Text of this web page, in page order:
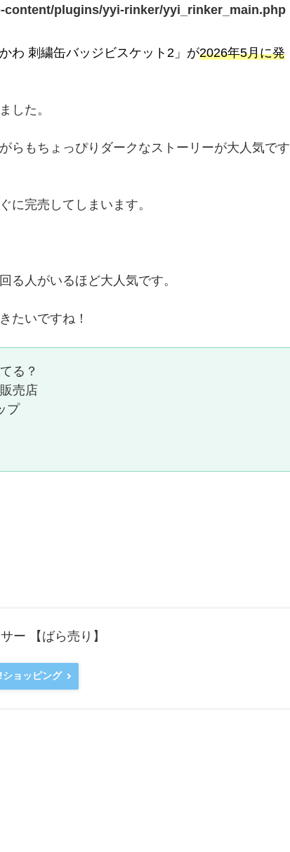
plugins/yyi-rinker/yyi_rinker_main.php
わ 刺繍缶バッジビスケット2」が2026年5月に発
した。
らもちょっぴりダークなストーリーが大人気です
に完売してしまいます。
る人がいるほど大人気です。
たいですね！
る？
売店
プ
ー 【ばら売り】
ショッピング